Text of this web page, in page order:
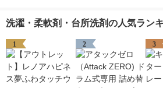
洗濯・柔軟剤・台所洗剤の人気ラン
1 2 3